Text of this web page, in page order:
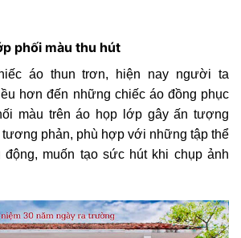
phối màu thu hút
áo thun trơn, hiện nay người ta
hơn đến những chiếc áo đồng phục
màu trên áo họp lớp gây ấn tượng
phản, phù hợp với những tập thể
muốn tạo sức hút khi chụp ảnh